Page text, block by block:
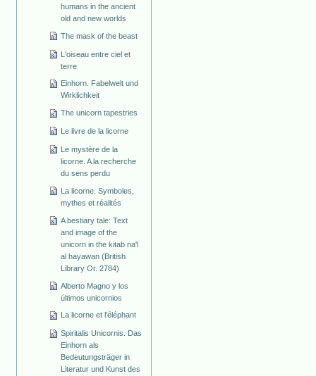
humans in the ancient
old and new worlds
The mask of the beast
L'oiseau entre ciel et
terre
Einhorn. Fabelwelt und
Wirklichkeit
The unicorn tapestries
Le livre de la licorne
Le mystère de la
licorne. A la recherche
du sens perdu
La licorne. Symboles,
mythes et réalités
A bestiary tale: Text
and image of the
unicorn in the kitab na'l
al hayawan (British
Library Or. 2784)
Alberto Magno y los
últimos unicornios
La licorne et l'éléphant
Spiritalis Unicornis. Das
Einhorn als
Bedeutungsträger in
Literatur und Kunst des